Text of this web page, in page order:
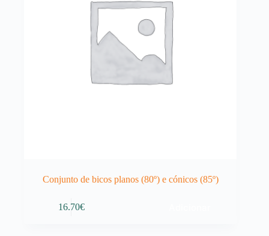
Conjunto de bicos planos (80º) e cónicos (85º)
16.70€